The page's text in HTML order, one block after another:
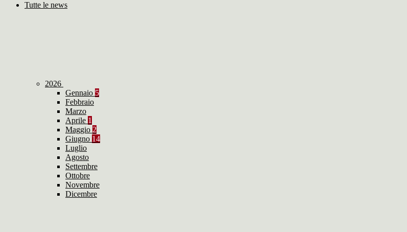
Tutte le news
2026
Gennaio 5
Febbraio
Marzo
Aprile 1
Maggio 2
Giugno 14
Luglio
Agosto
Settembre
Ottobre
Novembre
Dicembre